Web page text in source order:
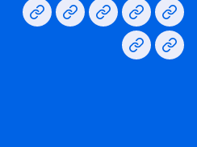
Home
না
Privacy
Policy
সরদার
বংশের
ইতি
সালাত সালাত